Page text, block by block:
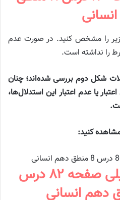
زیر را مشخص کنید. در صورت عدم
را نداشته است.
شکل دوم بررسی شده‌اند؛ چنان
یا عدم اعتبار این استدلال‌ها،
کنید:
حل فعالیت تکمیلی صفحه ۸۲ درس
انسانی